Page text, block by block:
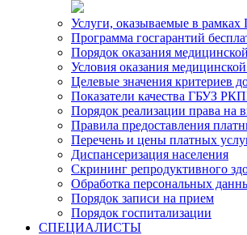
Услуги, оказываемые в
Программа госгарантий
Порядок оказания
Условия оказания
Целевые значения критериев
Показатели качества ГБУЗ
Порядок реализации права на
Правила предоставления
Перечень и цены платных
Диспансеризация населения
Скрининг репродуктивного
Обработка персональных
Порядок записи на прием
Порядок госпитализации
СПЕЦИАЛИСТЫ